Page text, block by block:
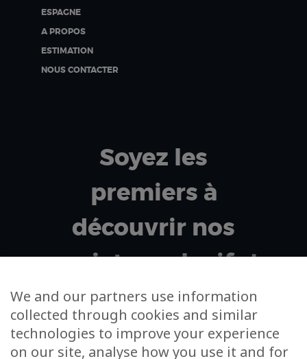
ESPAGNE
A PROPOS
ESTIMATION
NOUS CONTACTER
Soyez les
premiers à
découvrir nos
projets exclusifs !
Votre adresse email
We and our partners use information
collected through cookies and similar
technologies to improve your experience
on our site, analyse how you use it and for